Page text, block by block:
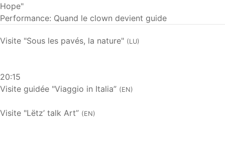
Hope"
Performance: Quand le clown devient guide
Visite "Sous les pavés, la nature" (LU)
20:15
Visite guidée "Viaggio in Italia” (EN)
Visite "Lëtz’ talk Art” (EN)